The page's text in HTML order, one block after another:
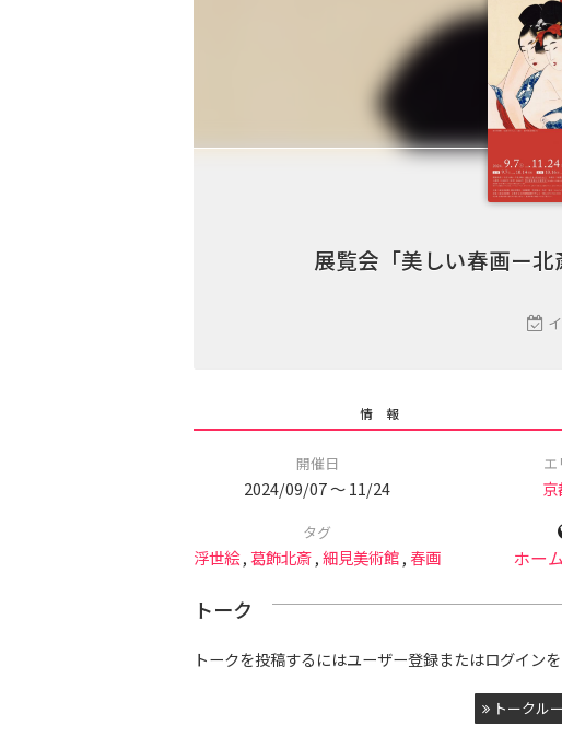
展覧会「美しい春画ー北
情 報
開催日
2024/09/07 〜 11/24
エ
タグ
浮世絵,葛飾北斎,細見美術館, 春画 ホー
トーク
トークを投稿するにはユーザー登録またはログインを
トークル